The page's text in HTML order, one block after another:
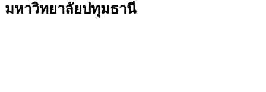
มหาวิทยาลัยปทุมธานี